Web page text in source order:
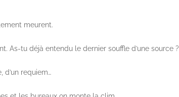
meurent.
As-tu déjà entendu le dernier souffle d’une source ?
d’un requiem…